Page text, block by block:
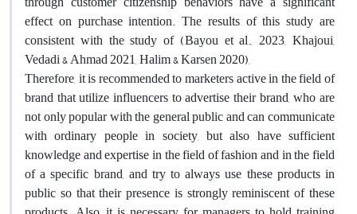
effect on purchase intention. The results of this study are
consistent with the study of (Bayou et al., 2023, Khajoui,
Vedadi & Ahmad 2021, Halim & Karsen 2020),
Therefore, it is recommended to marketers active in the field of
brand that utilize influencers to advertise their brand, who are
not only popular with the general public and can communicate
with ordinary people in society, but also have sufficient
knowledge and expertise in the field of fashion and in the field
of a specific brand, and try to always use these products in
public so that their presence is strongly reminiscent of these